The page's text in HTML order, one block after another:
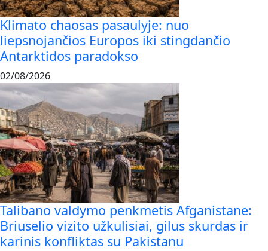
Klimato chaosas pasaulyje: nuo
liepsnojančios Europos iki stingdančio
Antarktidos paradokso
02/08/2026
Talibano valdymo penkmetis Afganistane:
Briuselio vizito užkulisiai, gilus skurdas ir
karinis konfliktas su Pakistanu